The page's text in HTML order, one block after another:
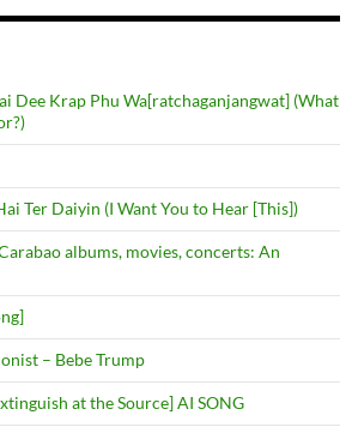
Dee Krap Phu Wa[ratchaganjangwat] (What
Ter Daiyin (I Want You to Hear [This])
albums, movies, concerts: An
– Bebe Trump
at the Source] AI SONG